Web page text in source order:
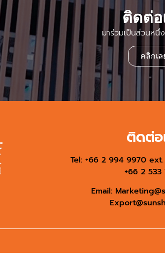
ติดต่อ
มาร่วมเป็นส่วนหนึ่
คลิกเล
ติดต่อ
Tel: +66 2 994 9970
+66 2 533
Email: